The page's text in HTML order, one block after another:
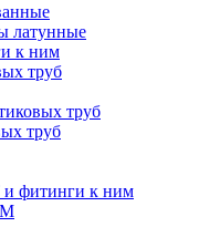
латунные
к ним
труб
труб
труб
и фитинги к ним